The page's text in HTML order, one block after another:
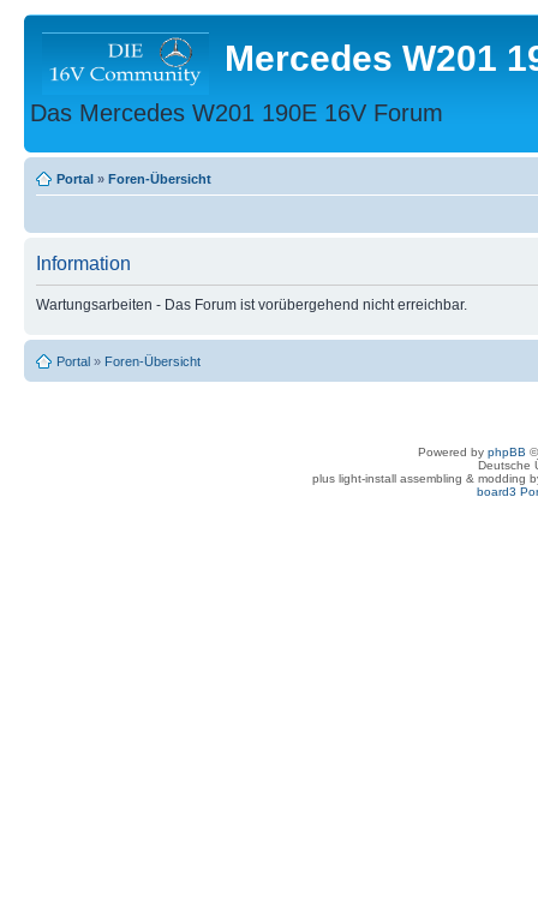
Mercedes W201
Das Mercedes W201 190E 16V Forum
Portal » Foren-Übersicht
Information
Wartungsarbeiten - Das Forum ist vorübergehend nicht erreichbar.
Portal » Foren-Übersicht
Powered by phpBB
Deutsche
plus light-install assembling & modding
board3